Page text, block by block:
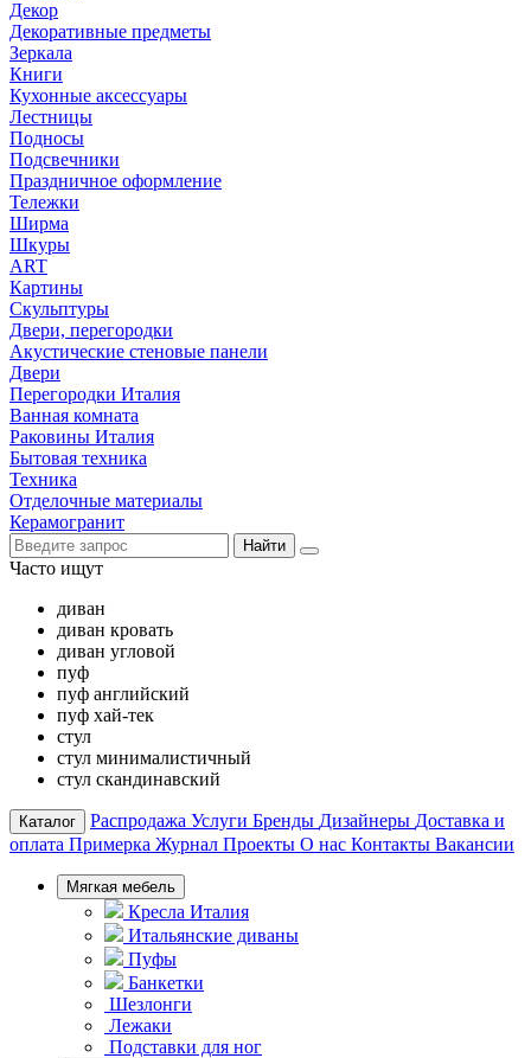
Декор
Декоративные предметы
Зеркала
Книги
Кухонные аксессуары
Лестницы
Подносы
Подсвечники
Праздничное оформление
Тележки
Ширма
Шкуры
ART
Картины
Скульптуры
Двери, перегородки
Акустические стеновые панели
Двери
Перегородки Италия
Ванная комната
Раковины Италия
Бытовая техника
Техника
Отделочные материалы
Керамогранит
Найти
Часто ищут
диван
диван кровать
диван угловой
пуф
пуф английский
пуф хай-тек
стул
стул минималистичный
стул скандинавский
Каталог Распродажа Услуги Бренды Дизайнеры Доставка и
оплата Примерка Журнал Проекты О нас Контакты Вакансии
Мягкая мебель
Кресла Италия
Итальянские диваны
Пуфы
Банкетки
Шезлонги
Лежаки
Подставки для ног